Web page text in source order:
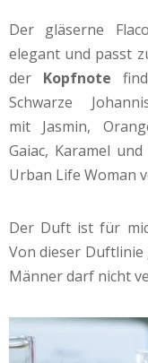
Der gläserne
elegant und passt
der Kopfnote
Schwarze
mit Jasmin,
Gaiac, Karamel
Urban Life Woman
Der Duft ist für
Von dieser
Männer darf nicht